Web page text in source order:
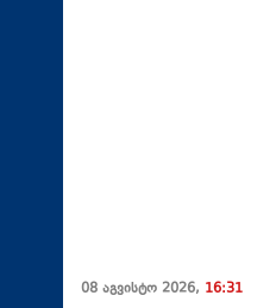
08 აგვისტო 2026, 16:31